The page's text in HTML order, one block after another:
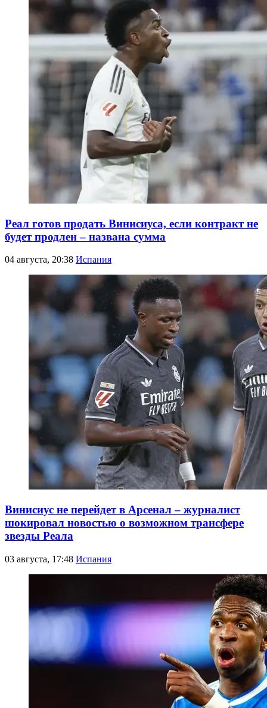
Реал готов продать Винисиуса, если контракт не
будет продлен – названа сумма
04 августа, 20:38 Испания
Винисиус не перейдет в Арсенал – журналист
шокировал новостью о возможном трансфере
звезды Реала
03 августа, 17:48 Испания